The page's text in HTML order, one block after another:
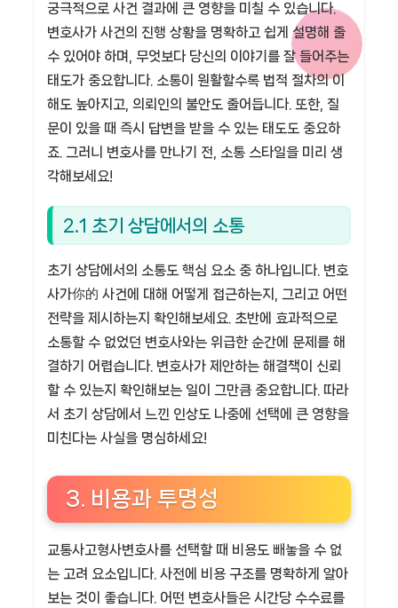
궁극적으로 사건 결과에 큰 영향을 미칠 수 있습니다.
변호사가 사건의 진행 상황을 명확하고 쉽게 설명해 줄
수 있어야 하며, 무엇보다 당신의 이야기를 잘 들어주는
태도가 중요합니다. 소통이 원활할수록 법적 절차의 이
해도 높아지고, 의뢰인의 불안도 줄어듭니다. 또한, 질
문이 있을 때 즉시 답변을 받을 수 있는 태도도 중요하
죠. 그러니 변호사를 만나기 전, 소통 스타일을 미리 생
각해보세요!
2.1 초기 상담에서의 소통
초기 상담에서의 소통도 핵심 요소 중 하나입니다. 변호
사가你的 사건에 대해 어떻게 접근하는지, 그리고 어떤
전략을 제시하는지 확인해보세요. 초반에 효과적으로
소통할 수 없었던 변호사와는 위급한 순간에 문제를 해
결하기 어렵습니다. 변호사가 제안하는 해결책이 신뢰
할 수 있는지 확인해보는 일이 그만큼 중요합니다. 따라
서 초기 상담에서 느낀 인상도 나중에 선택에 큰 영향을
미친다는 사실을 명심하세요!
3. 비용과 투명성
교통사고형사변호사를 선택할 때 비용도 빼놓을 수 없
는 고려 요소입니다. 사전에 비용 구조를 명확하게 알아
보는 것이 좋습니다. 어떤 변호사들은 시간당 수수료를